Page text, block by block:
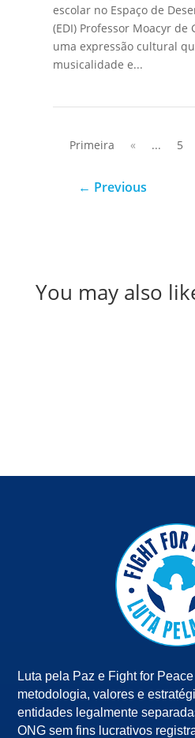
escolar no Espaço de
(EDI) Professor Moacyr de
uma expressão cultural
musicalidade e...
Primeira
« ... 5
← Previous
You may also
Luta pela Paz e Fight for
metodologia, valores e
entidades legalmente
ONG sem fins lucrativos